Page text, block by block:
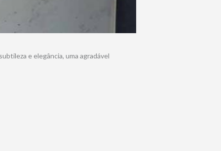
e elegância, uma agradável